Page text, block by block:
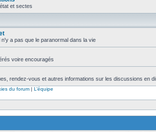
et sectes
n'y a pas que le paranormal dans la vie
voire encouragés
rendez-vous et autres informations sur les discussions en
du forum | L’équipe